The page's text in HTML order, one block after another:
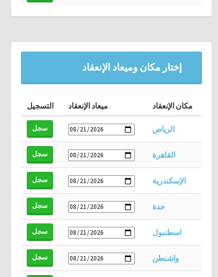
إختار مكان وميعاد الإنعقاد
مكان الإنعقاد ميعاد الإنعقاد التسجيل
الرياض سجل
القاهرة سجل
الإسكندرية سجل
جدة سجل
اسطنبول سجل
واشنطن سجل